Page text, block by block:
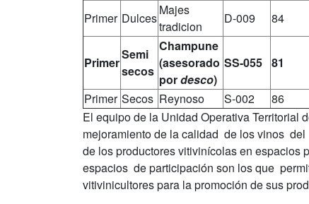
Primer Dulces
Majes
tradicion
D-009 84
Primer
Semi
secos
Champune
(asesorado
pordesco)
SS-055 81
Primer Secos Reynoso S-002 86
El equipo de la Unidad Operativa Territorial
mejoramiento de la calidad de los vinos
de los productores vitivinícolas en
espacios de participación son los que
vitivinicultores para la promoción de sus